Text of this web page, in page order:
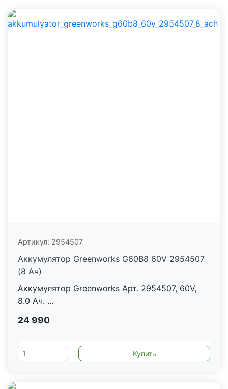
Артикул: 2954507
Аккумулятор Greenworks G60B8 60V 2954507
(8 Ач)
Аккумулятор Greenworks Арт. 2954507, 60V,
8.0 Ач. ...
24 990